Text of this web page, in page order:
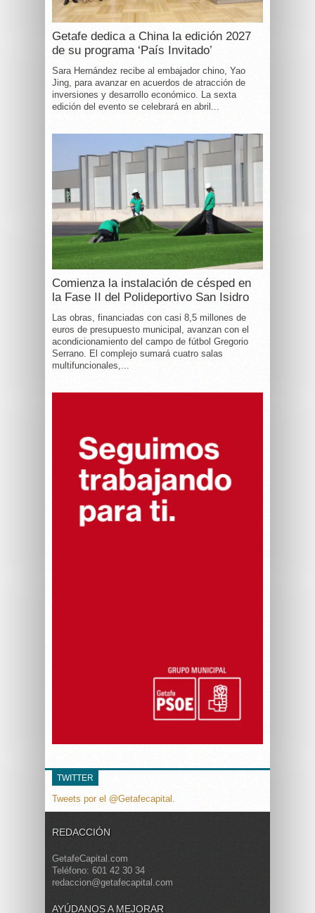
Getafe dedica a China la edición 2027
de su programa ‘País Invitado’
Sara Hernández recibe al embajador chino, Yao
Jing, para avanzar en acuerdos de atracción de
inversiones y desarrollo económico. La sexta
edición del evento se celebrará en abril...
Comienza la instalación de césped en
la Fase II del Polideportivo San Isidro
Las obras, financiadas con casi 8,5 millones de
euros de presupuesto municipal, avanzan con el
acondicionamiento del campo de fútbol Gregorio
Serrano. El complejo sumará cuatro salas
multifuncionales,...
TWITTER
Tweets por el @Getafecapital.
REDACCIÓN
GetafeCapital.com
Teléfono: 601 42 30 34
redaccion@getafecapital.com
AYÚDANOS A MEJORAR